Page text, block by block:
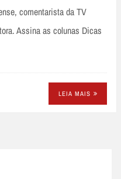
comentarista da TV
Assina as colunas Dicas
LEIA MAIS